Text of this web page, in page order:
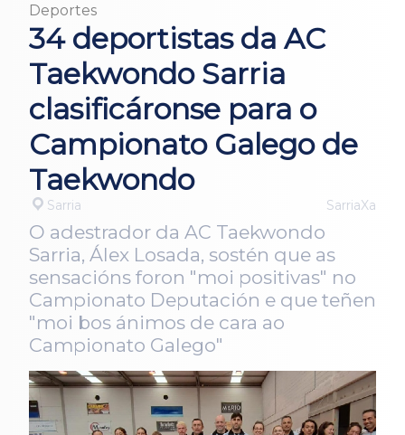
Deportes
34 deportistas da AC
Taekwondo Sarria
clasificáronse para o
Campionato Galego de
Taekwondo
Sarria SarriaXa
O adestrador da AC Taekwondo
Sarria, Álex Losada, sostén que as
sensacións foron "moi positivas" no
Campionato Deputación e que teñen
"moi bos ánimos de cara ao
Campionato Galego"